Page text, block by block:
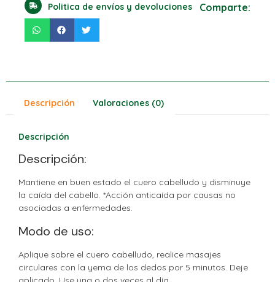
Politica de envíos y devoluciones Comparte:
Descripción Valoraciones (0)
Descripción
Descripción:
Mantiene en buen estado el cuero cabelludo y disminuye
la caída del cabello. *Acción anticaída por causas no
asociadas a enfermedades.
Modo de uso:
Aplique sobre el cuero cabelludo, realice masajes
circulares con la yema de los dedos por 5 minutos. Deje